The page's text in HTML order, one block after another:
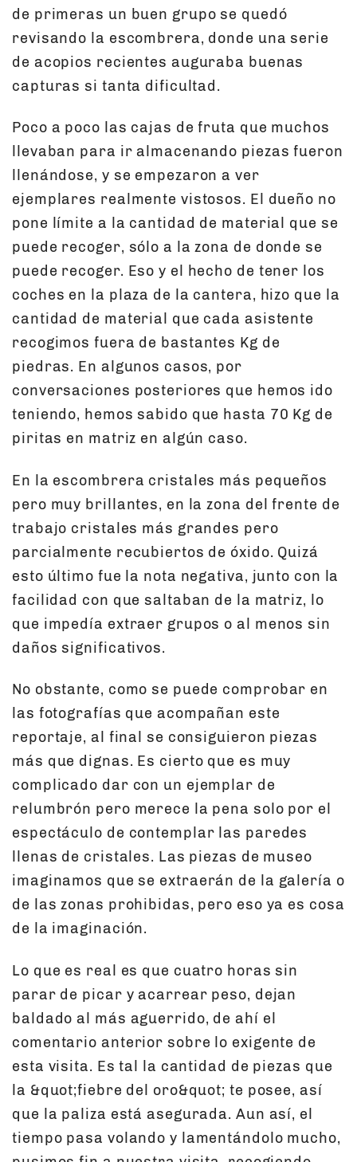
de primeras un buen grupo se quedó
revisando la escombrera, donde una serie
de acopios recientes auguraba buenas
capturas si tanta dificultad.
Poco a poco las cajas de fruta que muchos
llevaban para ir almacenando piezas fueron
llenándose, y se empezaron a ver
ejemplares realmente vistosos. El dueño no
pone límite a la cantidad de material que se
puede recoger, sólo a la zona de donde se
puede recoger. Eso y el hecho de tener los
coches en la plaza de la cantera, hizo que la
cantidad de material que cada asistente
recogimos fuera de bastantes Kg de
piedras. En algunos casos, por
conversaciones posteriores que hemos ido
teniendo, hemos sabido que hasta 70 Kg de
piritas en matriz en algún caso.
En la escombrera cristales más pequeños
pero muy brillantes, en la zona del frente de
trabajo cristales más grandes pero
parcialmente recubiertos de óxido. Quizá
esto último fue la nota negativa, junto con la
facilidad con que saltaban de la matriz, lo
que impedía extraer grupos o al menos sin
daños significativos.
No obstante, como se puede comprobar en
las fotografías que acompañan este
reportaje, al final se consiguieron piezas
más que dignas. Es cierto que es muy
complicado dar con un ejemplar de
relumbrón pero merece la pena solo por el
espectáculo de contemplar las paredes
llenas de cristales. Las piezas de museo
imaginamos que se extraerán de la galería o
de las zonas prohibidas, pero eso ya es cosa
de la imaginación.
Lo que es real es que cuatro horas sin
parar de picar y acarrear peso, dejan
baldado al más aguerrido, de ahí el
comentario anterior sobre lo exigente de
esta visita. Es tal la cantidad de piezas que
la &quot;fiebre del oro&quot; te posee, así
que la paliza está asegurada. Aun así, el
tiempo pasa volando y lamentándolo mucho,